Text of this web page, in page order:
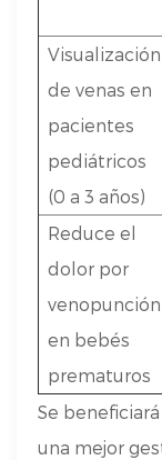
Visualización
de venas en
pacientes
pediátricos
(0 a 3 años)
Reduce el
dolor por
venopunción
en bebés
prematuros
Se
una mejor